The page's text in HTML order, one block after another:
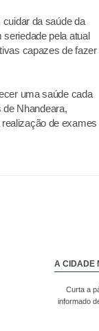
da saúde da
pela atual
capazes de fazer
uma saúde cada
Nhandeara,
de exames
A CIDADE
Curta a
informado